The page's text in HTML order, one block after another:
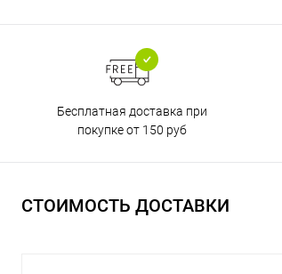
Бесплатная доставка при
покупке от 150 руб
СТОИМОСТЬ ДОСТАВКИ